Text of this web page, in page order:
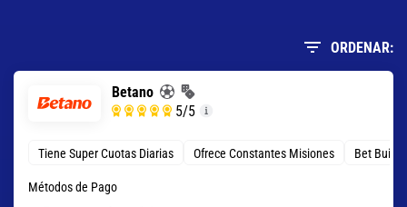
ORDENAR:
Betano
5/5
Tiene Super Cuotas Diarias Ofrece Constantes Misiones Bet
Métodos de Pago